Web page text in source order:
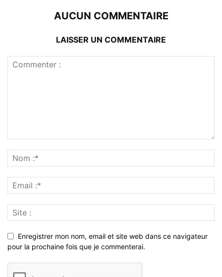
AUCUN COMMENTAIRE
LAISSER UN COMMENTAIRE
Enregistrer mon nom, email et site web dans ce navigateur
pour la prochaine fois que je commenterai.